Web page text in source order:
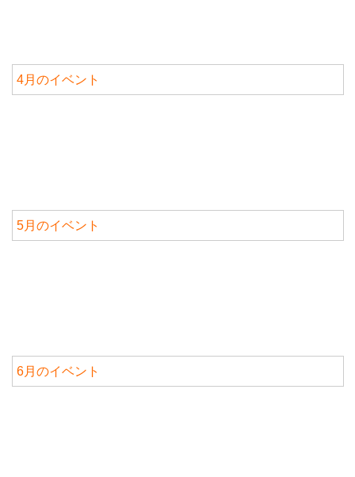
4月のイベント
5月のイベント
6月のイベント